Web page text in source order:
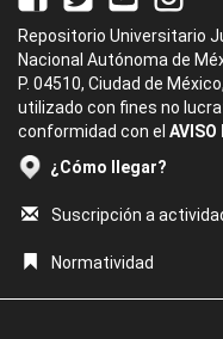
Repositorio Universitario
Nacional Autónoma de
P. 04510, Ciudad de
utilizado con fines no
conformidad con el AVISO
¿Cómo llegar?
Suscripción a
Normatividad